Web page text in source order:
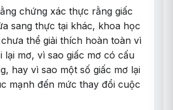
chứng xác thực rằng giấc
sang thực tại khác, khoa học
thể giải thích hoàn toàn vì
lại mơ, vì sao giấc mơ có cấu
hay vì sao một số giấc mơ lại
mạnh đến mức thay đổi cuộc